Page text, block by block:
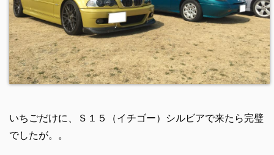
いちごだけに、Ｓ１５（イチゴー）シルビアで来たら完璧
でしたが。。